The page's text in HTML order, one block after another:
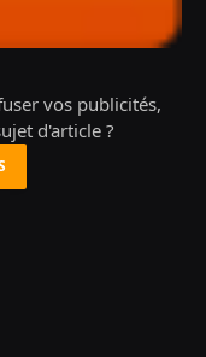
vos publicités,
d'article ?